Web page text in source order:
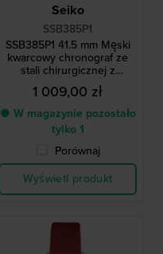
Seiko
SSB385P1
SSB385P1 41.5 mm Męski
kwarcowy chronograf ze
stali chirurgicznej z
datownikiem
1 009,00 zł
● W magazynie pozostało
tylko 1
Porównaj
Wyświetl produkt